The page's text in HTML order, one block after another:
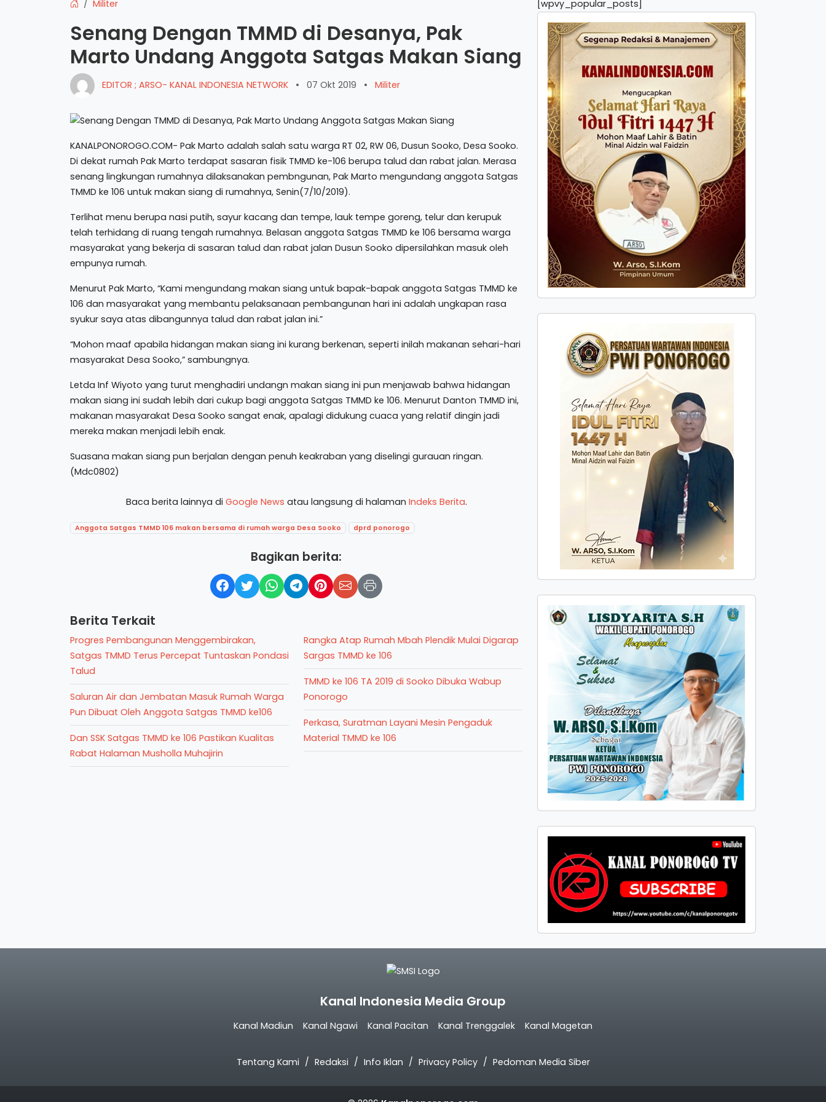
Militer
Senang Dengan TMMD di Desanya, Pak
Marto Undang Anggota Satgas Makan Siang
EDITOR ; ARSO- KANAL INDONESIA NETWORK • 07 Okt 2019 • Militer
KANALPONOROGO.COM- Pak Marto adalah salah satu warga RT 02, RW 06, Dusun Sooko, Desa Sooko.
Di dekat rumah Pak Marto terdapat sasaran fisik TMMD ke-106 berupa talud dan rabat jalan. Merasa
senang lingkungan rumahnya dilaksanakan pembngunan, Pak Marto mengundang anggota Satgas
TMMD ke 106 untuk makan siang di rumahnya, Senin(7/10/2019).
Terlihat menu berupa nasi putih, sayur kacang dan tempe, lauk tempe goreng, telur dan kerupuk
telah terhidang di ruang tengah rumahnya. Belasan anggota Satgas TMMD ke 106 bersama warga
masyarakat yang bekerja di sasaran talud dan rabat jalan Dusun Sooko dipersilahkan masuk oleh
empunya rumah.
Menurut Pak Marto, “Kami mengundang makan siang untuk bapak-bapak anggota Satgas TMMD ke
106 dan masyarakat yang membantu pelaksanaan pembangunan hari ini adalah ungkapan rasa
syukur saya atas dibangunnya talud dan rabat jalan ini.”
“Mohon maaf apabila hidangan makan siang ini kurang berkenan, seperti inilah makanan sehari-hari
masyarakat Desa Sooko,” sambungnya.
Letda Inf Wiyoto yang turut menghadiri undangn makan siang ini pun menjawab bahwa hidangan
makan siang ini sudah lebih dari cukup bagi anggota Satgas TMMD ke 106. Menurut Danton TMMD ini,
makanan masyarakat Desa Sooko sangat enak, apalagi didukung cuaca yang relatif dingin jadi
mereka makan menjadi lebih enak.
Suasana makan siang pun berjalan dengan penuh keakraban yang diselingi gurauan ringan.
(Mdc0802)
Baca berita lainnya di Google News atau langsung di halaman Indeks Berita.
Anggota Satgas TMMD 106 makan bersama di rumah warga Desa Sooko dprd ponorogo
Bagikan berita:
Berita Terkait
Progres Pembangunan Menggembirakan,
Satgas TMMD Terus Percepat Tuntaskan Pondasi
Talud
Saluran Air dan Jembatan Masuk Rumah Warga
Pun Dibuat Oleh Anggota Satgas TMMD ke106
Dan SSK Satgas TMMD ke 106 Pastikan Kualitas
Rabat Halaman Musholla Muhajirin
Rangka Atap Rumah Mbah Plendik Mulai Digarap
Sargas TMMD ke 106
TMMD ke 106 TA 2019 di Sooko Dibuka Wabup
Ponorogo
Perkasa, Suratman Layani Mesin Pengaduk
Material TMMD ke 106
[wpvy_popular_posts]
Kanal Indonesia Media Group
Kanal Madiun Kanal Ngawi Kanal Pacitan Kanal Trenggalek Kanal Magetan
Tentang Kami Redaksi Info Iklan Privacy Policy Pedoman Media Siber